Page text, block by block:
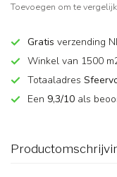
Toevoegen om te
Gratis verzending
Winkel van 1500
Totaaladres
Een 9,3/10 als